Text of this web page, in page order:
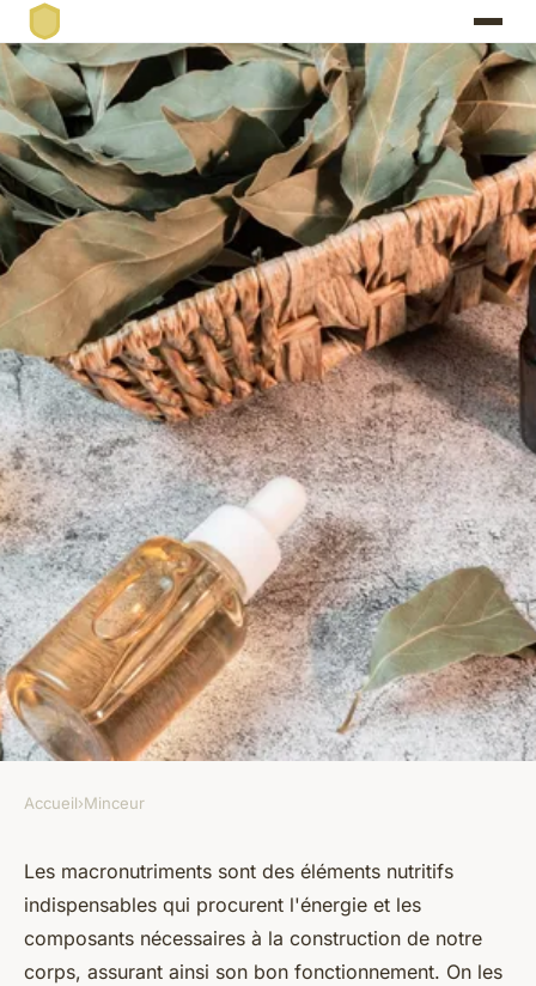
Quels sont les différents types
de Macronutriments ?
ermenegilde•15 février 2024 •3 min de lecture
Accueil›Minceur
Les macronutriments sont des éléments nutritifs
indispensables qui procurent l'énergie et les
composants nécessaires à la construction de notre
corps, assurant ainsi son bon fonctionnement. On les